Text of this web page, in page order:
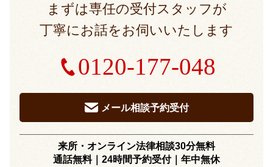
まずは専任の受付スタッフが
丁寧にお話をお伺いいたします
0120-177-048
メール相談予約受付
来所・オンライン法律相談30分無料
通話無料｜24時間予約受付｜年中無休